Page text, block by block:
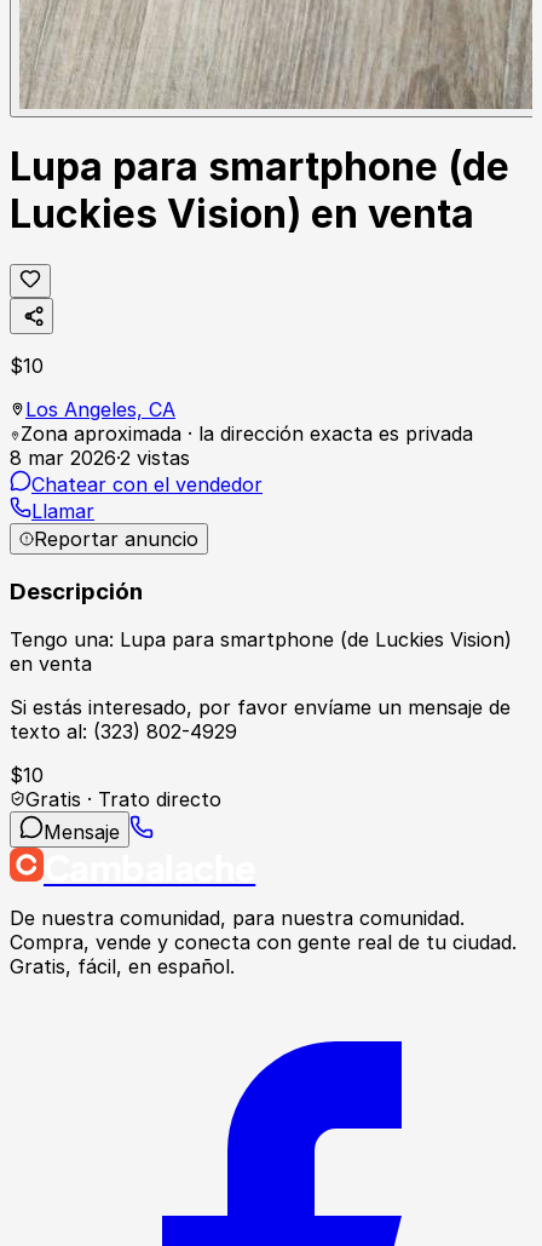
Lupa para smartphone (de
Luckies Vision) en venta
$10
Los Angeles, CA
Zona aproximada · la dirección exacta es privada
8 mar 2026·2 vistas
Chatear con el vendedor
Llamar
Reportar anuncio
Descripción
Tengo una: Lupa para smartphone (de Luckies Vision)
en venta
Si estás interesado, por favor envíame un mensaje de
texto al: (323) 802-4929
$10
Gratis · Trato directo
Mensaje
De nuestra comunidad, para nuestra comunidad.
Compra, vende y conecta con gente real de tu ciudad.
Gratis, fácil, en español.